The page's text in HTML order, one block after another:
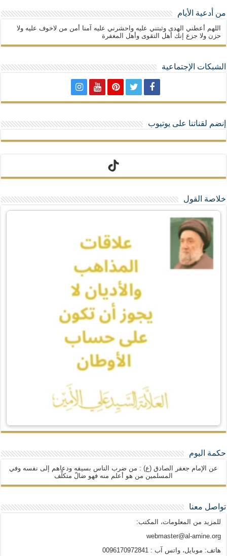
من أدعية الأيام
اللهم أعطني الهدى وثبتني عليه واحشرني عليه آمنا أمن من لاخوف عليه ولا
حزن ولا جزع إنك أهل التقوى وأهل المغفرة
الشبكات الإجتماعية
إنضم لقناتنا على يوتيوب
تيك توك
خلاصة القول
حكمة اليوم
عن الإمام جعفر الصادق (ع) : من ضرب الناس بسيفه ودعاهم إلى نفسه وفي
المسلمين من هو أعلم منه فهو ضالّ متكلّف
تواصل معنا
للمزيد من المعلومات، المكتب:
webmaster@al-amine.org
هاتف: موبايل، واتس آب : 0096170972841